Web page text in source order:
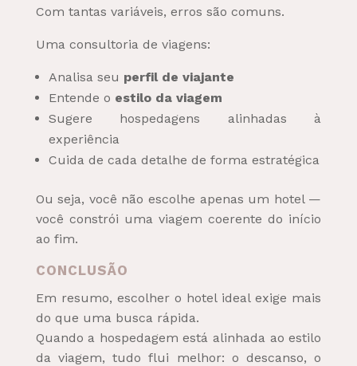
Com tantas variáveis, erros são comuns.
Uma consultoria de viagens:
Analisa seu perfil de viajante
Entende o estilo da viagem
Sugere hospedagens alinhadas à
experiência
Cuida de cada detalhe de forma estratégica
Ou seja, você não escolhe apenas um hotel —
você constrói uma viagem coerente do início
ao fim.
CONCLUSÃO
Em resumo, escolher o hotel ideal exige mais
do que uma busca rápida.
Quando a hospedagem está alinhada ao estilo
da viagem, tudo flui melhor: o descanso, o